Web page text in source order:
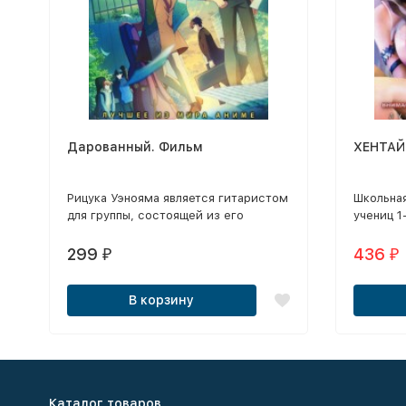
Дарованный. Фильм
Рицука Уэнояма является гитаристом
для группы, состоящей из его
барабанщика Акихико Кадзи.
299 ₽
В корзину
учениц
2010-
3D
436₽